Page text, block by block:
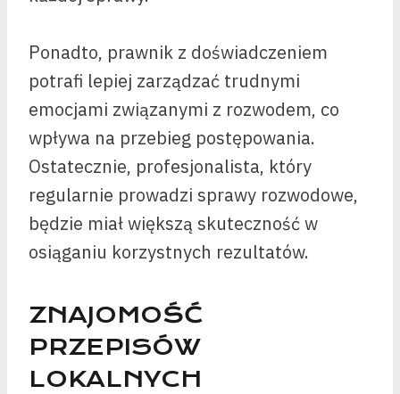
Ponadto, prawnik z doświadczeniem
potrafi lepiej zarządzać trudnymi
emocjami związanymi z rozwodem, co
wpływa na przebieg postępowania.
Ostatecznie, profesjonalista, który
regularnie prowadzi sprawy rozwodowe,
będzie miał większą skuteczność w
osiąganiu korzystnych rezultatów.
ZNAJOMOŚĆ
PRZEPISÓW
LOKALNYCH